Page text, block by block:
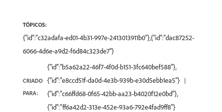
TÓPICOS:
{"id":"c32adafa-ed01-4b31-997e-2413013911b0"},{"id":"dac87252-
6066-4d6e-a9d2-f6d84c323de7"}
CRIADO
PARA:
{"id":"b5a62a22-46f7-4f0d-b151-3fc640bef588"},
{"id":"e8ccd51f-da0d-4e3b-939b-e30d5ebb1ea5"}
{"id":"c66ffd68-0f65-42bb-aa23-b4020f12e0bd"},
{"id":"ff6a42d2-313e-452e-93a6-792e4fad9ff8"}